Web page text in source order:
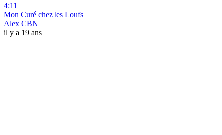
4:11
Mon Curé chez les Loufs
Alex CBN
il y a 19 ans